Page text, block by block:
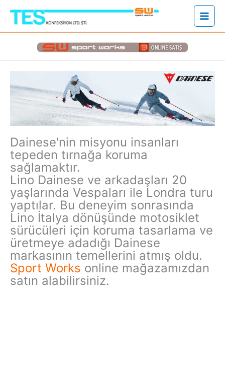
Dainese'nin misyonu insanları
tepeden tırnağa koruma
sağlamaktır.
Lino Dainese ve arkadaşları 20
yaşlarında Vespaları ile Londra turu
yaptılar. Bu deneyim sonrasında
Lino İtalya dönüşünde motosiklet
sürücüleri için koruma tasarlama ve
üretmeye adadığı Dainese
markasının temellerini atmış oldu.
Sport Works online mağazamızdan
satın alabilirsiniz.